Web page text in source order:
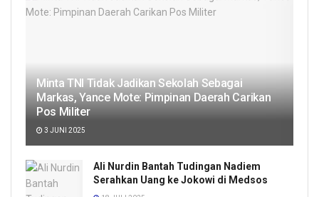
Minta TNI Tidak Jadikan Sekolah Sebagai
Markas, Yance Mote: Pimpinan Daerah Carikan
Pos Militer
3 JUNI 2025
Ali Nurdin Bantah Tudingan Nadiem
Serahkan Uang ke Jokowi di Medsos